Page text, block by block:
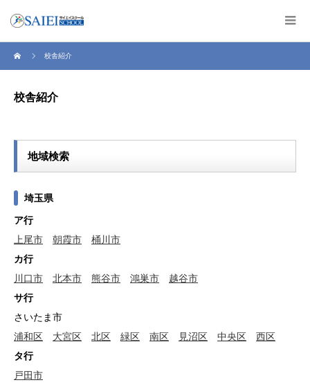
校舎紹介
校舎紹介
地域検索
埼玉県
ア行
上尾市
朝霞市
桶川市
カ行
川口市
北本市 熊谷市 鴻巣市
越谷市
サ行
さいたま市
浦和区
大宮区 北区 緑区 南区 見沼区 中央区
西区
タ行
戸田市